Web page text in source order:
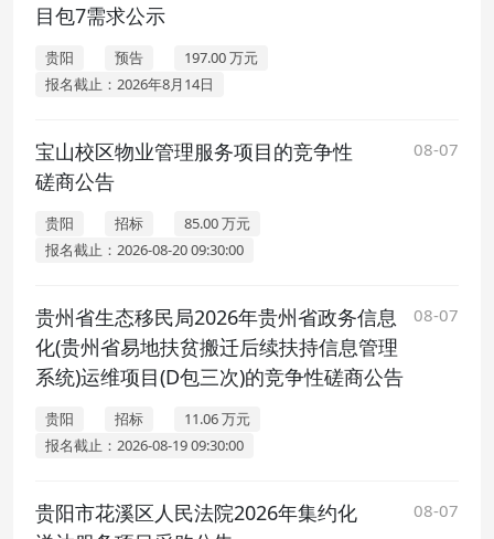
目包7需求公示
贵阳 预告
197.00 万元
报名截止：2026年8月14日
宝山校区物业管理服务项目的竞争性
磋商公告
08-07
贵阳 招标
85.00 万元
报名截止：2026-08-20 09:30:00
贵州省生态移民局2026年贵州省政务信息
化(贵州省易地扶贫搬迁后续扶持信息管理
系统)运维项目(D包三次)的竞争性磋商公告
08-07
贵阳 招标
11.06 万元
报名截止：2026-08-19 09:30:00
贵阳市花溪区人民法院2026年集约化
08-07